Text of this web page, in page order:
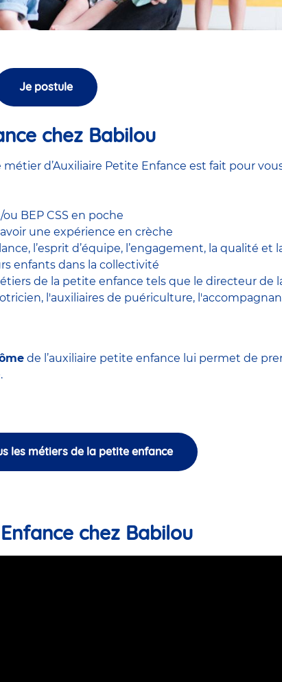
Je postule
chez Babilou
d’Auxiliaire Petite Enfance est fait pour
ou BEP CSS en poche
une expérience en crèche
l’esprit d’équipe, l’engagement, la qualité et
enfants dans la collectivité
de la petite enfance tels que le directeur de
, l'auxiliaires de puériculture,
de l’auxiliaire petite enfance lui permet de
les métiers de la petite enfance
chez Babilou